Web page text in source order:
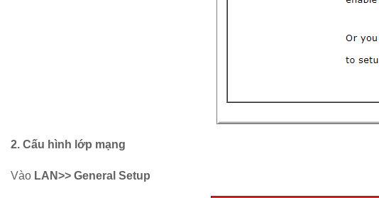
2. Cấu hình lớp mạng
Vào LAN>> General Setup